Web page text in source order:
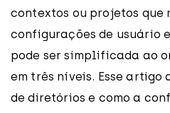
contextos ou projetos que
configurações de usuário
pode ser simplificada ao
em três níveis. Esse
de diretórios e como a